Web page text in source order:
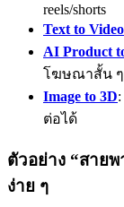
reels/shorts
Text to Video
AI Product
โฆษณาสั้น ๆ
Image to 3D
ต่อได้
ตัวอย่าง “สาย
ง่าย ๆ